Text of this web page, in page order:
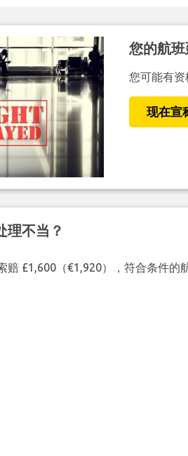
您的航
您可能有资
现在宣
理不当？
赔 £1,600（€1,920），符合条件的